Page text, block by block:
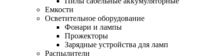
Емкости
Осветительное оборудование
Фонари и лампы
Прожекторы
Зарядные устройства для ламп
Распылители